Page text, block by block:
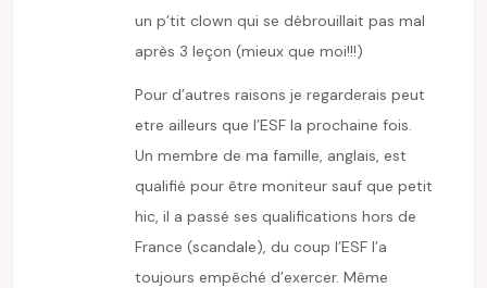
un p’tit clown qui se débrouillait pas mal
après 3 leçon (mieux que moi!!!)
Pour d’autres raisons je regarderais peut
etre ailleurs que l’ESF la prochaine fois.
Un membre de ma famille, anglais, est
qualifié pour être moniteur sauf que petit
hic, il a passé ses qualifications hors de
France (scandale), du coup l’ESF l’a
toujours empêché d’exercer. Même